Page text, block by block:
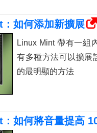
如何添加新擴展
Linux Mint 帶有一組
有多種方法可以擴展
的最明顯的方法
如何將音量提高